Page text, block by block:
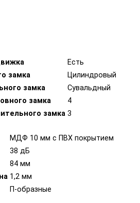
Есть
замка
Цилиндровый
замка
Сувальдный
замка
4
замка 3
МДФ 10 мм с ПВХ покрытием
38 дБ
84 мм
1,2 мм
П-образные